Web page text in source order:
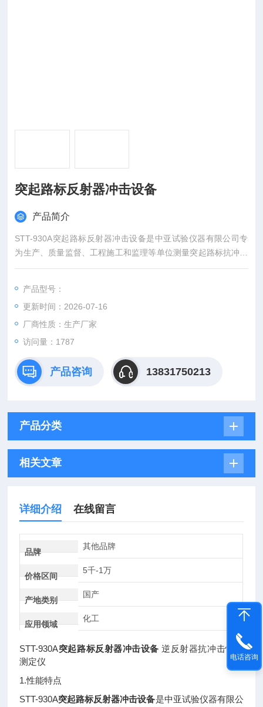
突起路标反射器冲击设备
产品简介
STT-930A突起路标反射器冲击设备是中亚试验仪器有限公司专
为生产、质量监督、工程施工和监理等单位测量突起路标抗冲击
性能而设计和生产的。
产品型号：
更新时间：2026-07-16
厂商性质：生产厂家
访问量：1787
产品咨询 13831750213
产品分类
相关文章
详细介绍 在线留言
品牌
其他品牌
价格区间
5千-1万
产地类别
国产
应用领域
化工
STT-930A突起路标反射器冲击设备 逆反射器抗冲击性能
测定仪
1.性能特点
STT-930A突起路标反射器冲击设备是中亚试验仪器有限公
电话咨询